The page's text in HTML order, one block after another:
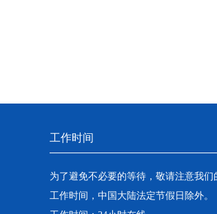
工作时间
为了避免不必要的等待，敬请注意我
工作时间，中国大陆法定节假日除外。